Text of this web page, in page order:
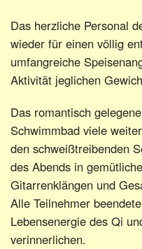
Das herzliche Personal
wieder für einen völlig
umfangreiche
Aktivität jeglichen
Das romantisch
Schwimmbad viele
den schweißtreibenden
des Abends in
Gitarrenklängen und
Alle Teilnehmer
Lebensenergie des Qi
verinnerlichen.